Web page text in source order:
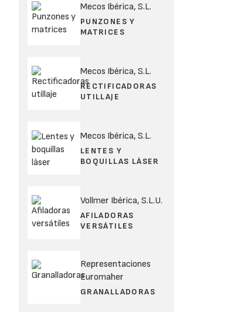
Mecos Ibérica, S.L.
PUNZONES Y
MATRICES
Mecos Ibérica, S.L.
RECTIFICADORAS
UTILLAJE
Mecos Ibérica, S.L.
LENTES Y
BOQUILLAS LÀSER
Vollmer Ibérica, S.L.U.
AFILADORAS
VERSÁTILES
Representaciones
Euromaher
GRANALLADORAS